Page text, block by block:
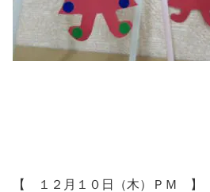
【 １２月１０日（木）ＰＭ 】